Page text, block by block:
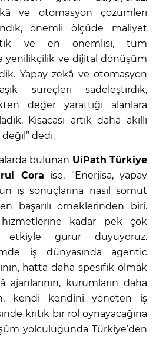
ve otomasyon çözümleri
önemli ölçüde maliyet
ve en önemlisi, tüm
yenilikçilik ve dijital dönüşüm
Yapay zekâ ve otomasyon
süreçleri sadeleştirdik,
değer yarattığı alanlara
Kısacası artık daha akıllı
değil” dedi.
bulunan UiPath Türkiye
Cora ise, “Enerjisa, yapay
iş sonuçlarına nasıl somut
başarılı örneklerinden biri.
kadar pek çok
etkiyle gurur duyuyoruz.
iş dünyasında agentic
hatta daha spesifik olmak
ajanlarının, kurumların daha
kendi kendini yöneten iş
kritik bir rol oynayacağına
yolculuğunda Türkiye’den